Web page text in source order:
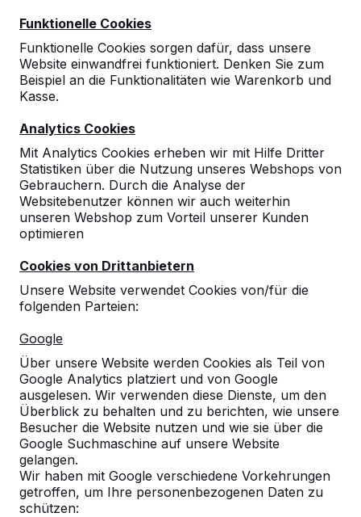
Funktionelle Cookies
Funktionelle Cookies sorgen dafür, dass unsere
Website einwandfrei funktioniert. Denken Sie zum
Beispiel an die Funktionalitäten wie Warenkorb und
Kasse.
Analytics Cookies
Mit Analytics Cookies erheben wir mit Hilfe Dritter
Statistiken über die Nutzung unseres Webshops von
Gebrauchern. Durch die Analyse der
Websitebenutzer können wir auch weiterhin
unseren Webshop zum Vorteil unserer Kunden
optimieren
Cookies von Drittanbietern
Unsere Website verwendet Cookies von/für die
folgenden Parteien:
Google
Über unsere Website werden Cookies als Teil von
Google Analytics platziert und von Google
ausgelesen. Wir verwenden diese Dienste, um den
Überblick zu behalten und zu berichten, wie unsere
Besucher die Website nutzen und wie sie über die
Google Suchmaschine auf unsere Website
gelangen.
Wir haben mit Google verschiedene Vorkehrungen
getroffen, um Ihre personenbezogenen Daten zu
schützen:
Lieferung. Kicker prima.
25-11-2025